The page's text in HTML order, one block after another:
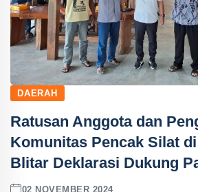
DAERAH
Ratusan Anggota dan
Komunitas Pencak Silat
Blitar Deklarasi Dukung
02 NOVEMBER 2024